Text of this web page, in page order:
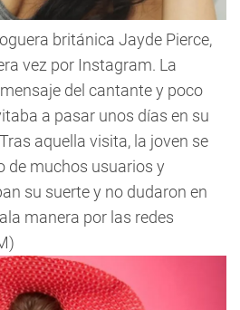
británica Jayde Pierce,
vez por Instagram. La
del cantante y poco
a pasar unos días en su
aquella visita, la joven se
de muchos usuarios y
su suerte y no dudaron en
manera por las redes